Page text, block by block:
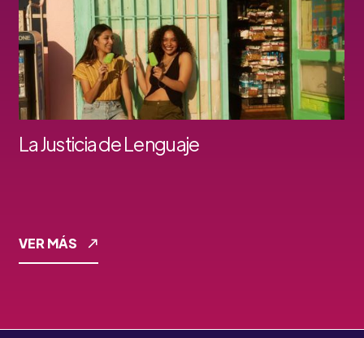
La Justicia de Lenguaje
VER MÁS